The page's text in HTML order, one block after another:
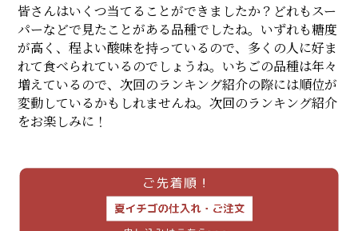
皆さんはいくつ当てることができましたか？どれもスー
パーなどで見たことがある品種でしたね。いずれも糖度
が高く、程よい酸味を持っているので、多くの人に好ま
れて食べられているのでしょうね。いちごの品種は年々
増えているので、次回のランキング紹介の際には順位が
変動しているかもしれませんね。次回のランキング紹介
をお楽しみに！